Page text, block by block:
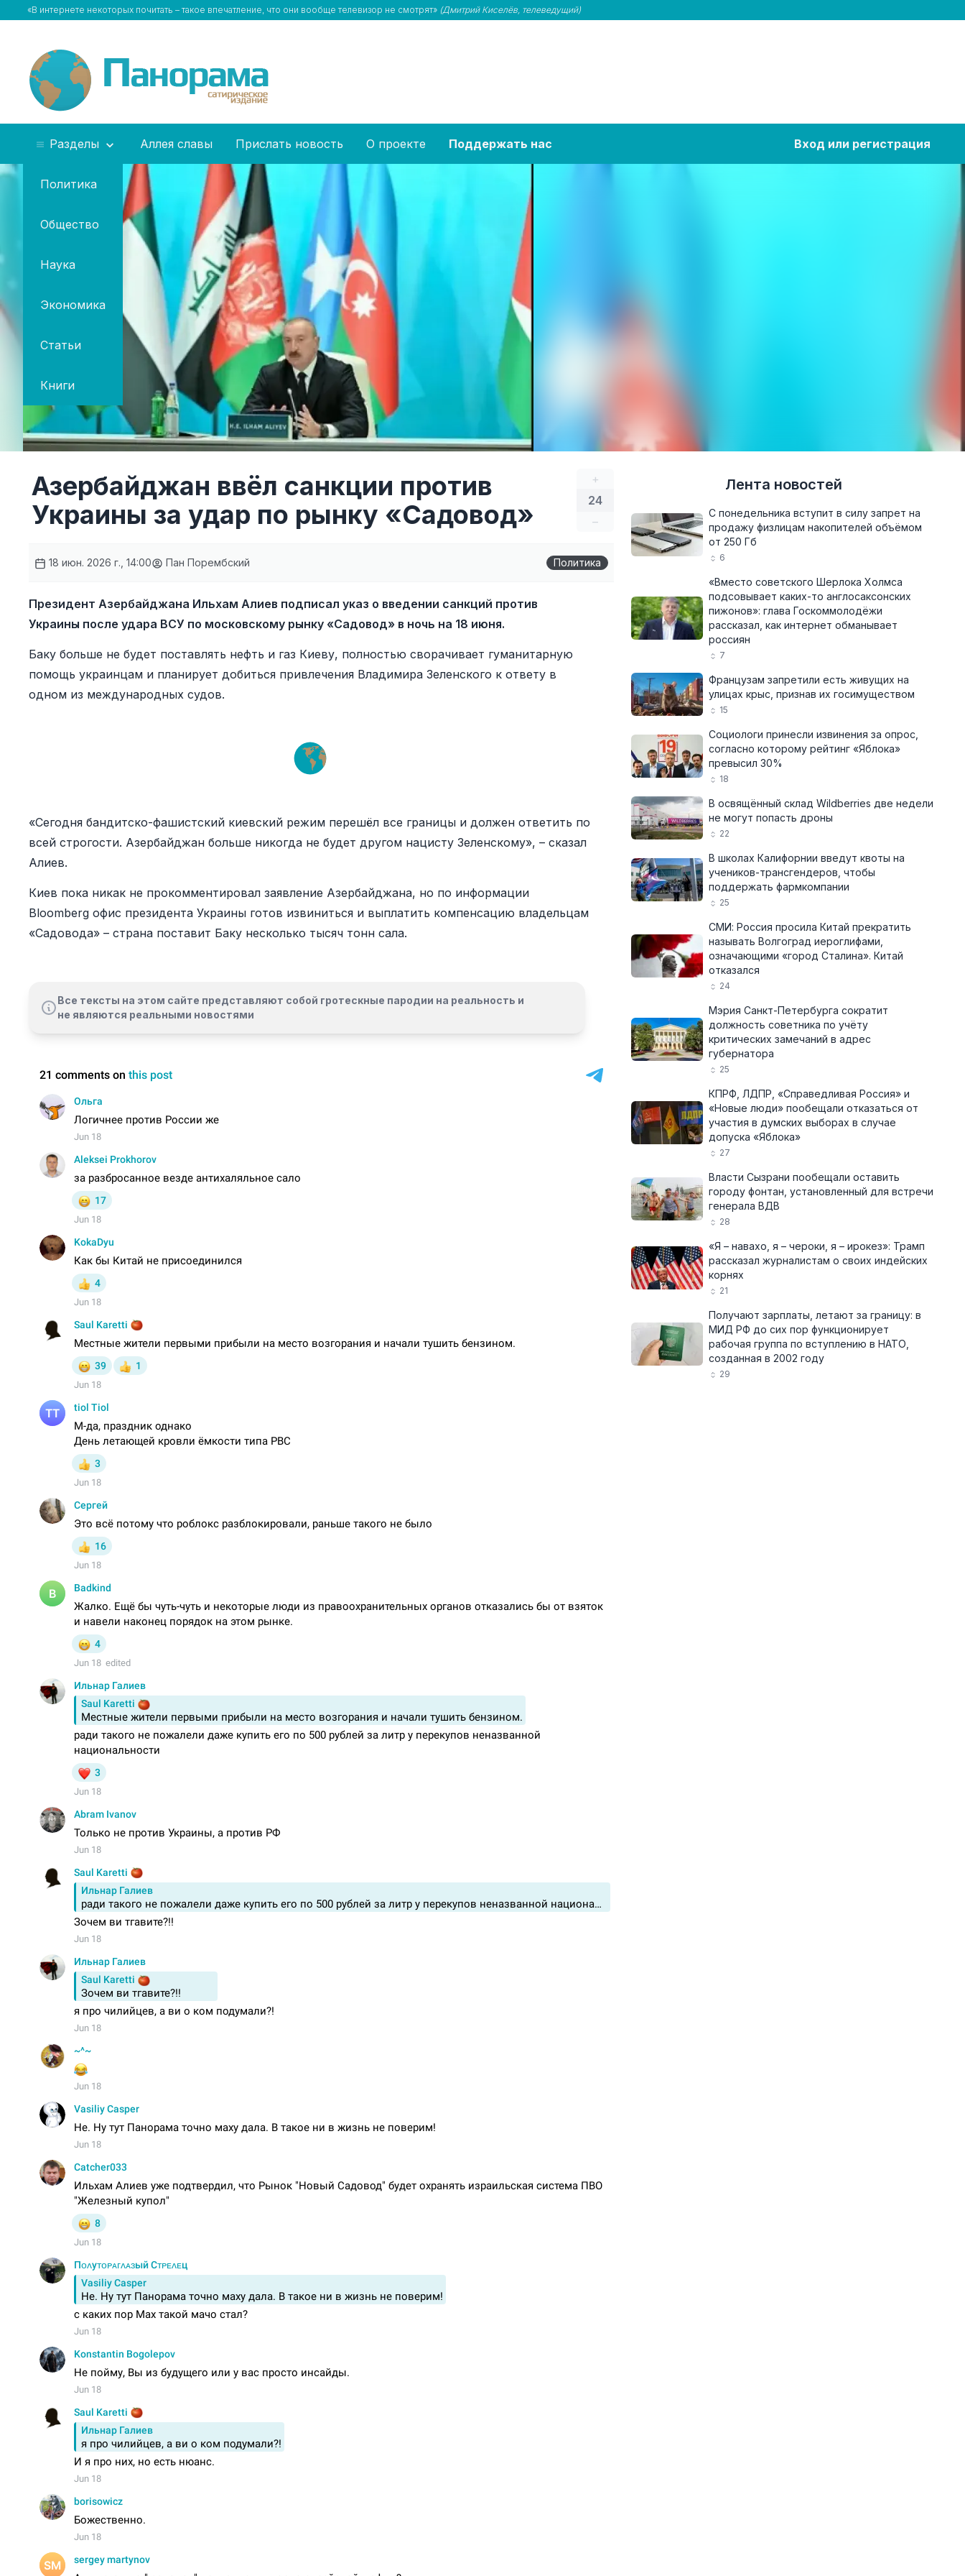
«В интернете некоторых почитать – такое впечатление, что они вообще телевизор не смотрят» (Дмитрий Киселёв, телеведущий)
Разделы
Политика
Общество
Наука
Экономика
Статьи
Книги
Аллея славы Прислать новость О проекте Поддержать нас Вход или регистрация
+
24
–
Азербайджан ввёл санкции против
Украины за удар по рынку «Садовод»
18 июн. 2026 г., 14:00 Пан Порембский Политика
Президент Азербайджана Ильхам Алиев подписал указ о введении санкций против
Украины после удара ВСУ по московскому рынку «Садовод» в ночь на 18 июня.
Баку больше не будет поставлять нефть и газ Киеву, полностью сворачивает гуманитарную
помощь украинцам и планирует добиться привлечения Владимира Зеленского к ответу в
одном из международных судов.
«Сегодня бандитско-фашистский киевский режим перешёл все границы и должен ответить по
всей строгости. Азербайджан больше никогда не будет другом нацисту Зеленскому», – сказал
Алиев.
Киев пока никак не прокомментировал заявление Азербайджана, но по информации
Bloomberg офис президента Украины готов извиниться и выплатить компенсацию владельцам
«Садовода» – страна поставит Баку несколько тысяч тонн сала.
Все тексты на этом сайте представляют собой гротескные пародии на реальность и
не являются реальными новостями
Лента новостей
С понедельника вступит в силу запрет на
продажу физлицам накопителей объёмом
от 250 Гб
6
«Вместо советского Шерлока Холмса
подсовывает каких-то англосаксонских
пижонов»: глава Госкоммолодёжи
рассказал, как интернет обманывает
россиян
7
Французам запретили есть живущих на
улицах крыс, признав их госимуществом
15
Социологи принесли извинения за опрос,
согласно которому рейтинг «Яблока»
превысил 30%
18
В освящённый склад Wildberries две недели
не могут попасть дроны
22
В школах Калифорнии введут квоты на
учеников-трансгендеров, чтобы
поддержать фармкомпании
25
СМИ: Россия просила Китай прекратить
называть Волгоград иероглифами,
означающими «город Сталина». Китай
отказался
24
Мэрия Санкт-Петербурга сократит
должность советника по учёту
критических замечаний в адрес
губернатора
25
КПРФ, ЛДПР, «Справедливая Россия» и
«Новые люди» пообещали отказаться от
участия в думских выборах в случае
допуска «Яблока»
27
Власти Сызрани пообещали оставить
городу фонтан, установленный для встречи
генерала ВДВ
28
«Я – навахо, я – чероки, я – ирокез»: Трамп
рассказал журналистам о своих индейских
корнях
21
Получают зарплаты, летают за границу: в
МИД РФ до сих пор функционирует
рабочая группа по вступлению в НАТО,
созданная в 2002 году
29